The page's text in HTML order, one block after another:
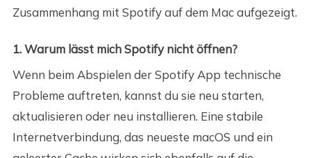
Zusammenhang mit Spotify auf dem Mac aufgezeigt.
1. Warum lässt mich Spotify nicht öffnen?
Wenn beim Abspielen der Spotify App technische
Probleme auftreten, kannst du sie neu starten,
aktualisieren oder neu installieren. Eine stabile
Internetverbindung, das neueste macOS und ein